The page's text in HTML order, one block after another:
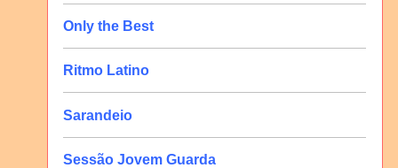
Only the Best
Ritmo Latino
Sarandeio
Sessão Jovem Guarda